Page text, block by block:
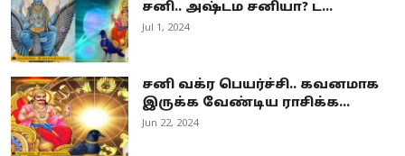
சனி.. அஷ்டம சனியா? ட...
Jul 1, 2024
சனி வக்ர பெயர்ச்சி.. கவனமாக
இருக்க வேண்டிய ராசிக்க...
Jun 22, 2024